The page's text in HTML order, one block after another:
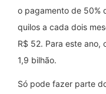
o pagamento de 50%
quilos a cada dois
R$ 52. Para este ano,
1,9 bilhão.
Só pode fazer parte